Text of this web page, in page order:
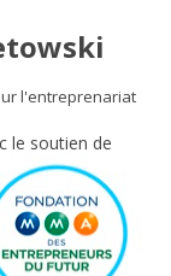
l'entreprenariat
le soutien de